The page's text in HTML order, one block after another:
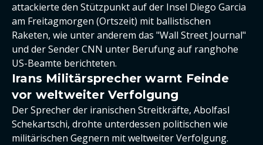
attackierte den Stützpunkt auf der Insel Diego Garcia
am Freitagmorgen (Ortszeit) mit ballistischen
Raketen, wie unter anderem das "Wall Street Journal"
und der Sender CNN unter Berufung auf ranghohe
US-Beamte berichteten.
Irans Militärsprecher warnt Feinde
vor weltweiter Verfolgung
Der Sprecher der iranischen Streitkräfte, Abolfasl
Schekartschi, drohte unterdessen politischen wie
militärischen Gegnern mit weltweiter Verfolgung.